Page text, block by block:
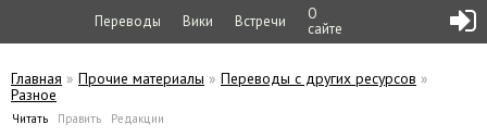
Переводы Вики Встречи
О
сайте
Вы здесь
Главная » Прочие материалы » Переводы с других ресурсов »
Разное
Читать (активная вкладка)
Править Редакции